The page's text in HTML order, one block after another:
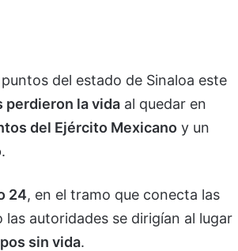
del estado de Sinaloa este
perdieron la vida al quedar en
del Ejército Mexicano y un
.
24, en el tramo que conecta las
las autoridades se dirigían al lugar
sin vida.